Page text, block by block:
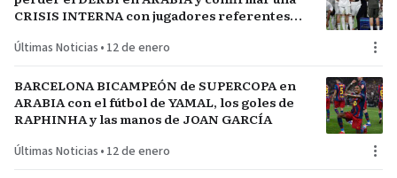
CRISIS INTERNA con jugadores referentes
Últimas Noticias • 12 de enero
BARCELONA BICAMPEÓN de SUPERCOPA en
ARABIA con el fútbol de YAMAL, los goles de
RAPHINHA y las manos de JOAN GARCÍA
Últimas Noticias • 12 de enero